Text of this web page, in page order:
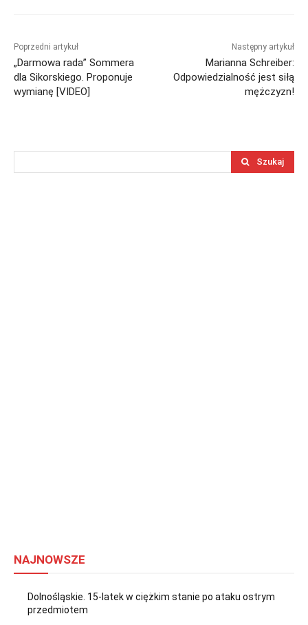
Poprzedni artykuł
„Darmowa rada” Sommera
dla Sikorskiego. Proponuje
wymianę [VIDEO]
Następny artykuł
Marianna Schreiber:
Odpowiedzialność jest siłą
mężczyzn!
Szukaj
NAJNOWSZE
Dolnośląskie. 15-latek w ciężkim stanie po ataku ostrym
przedmiotem